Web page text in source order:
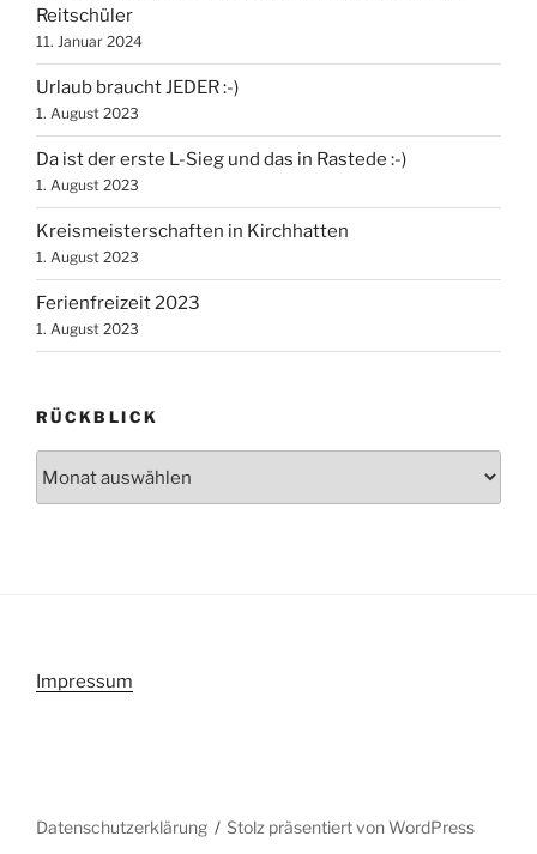
Reitschüler
11. Januar 2024
Urlaub braucht JEDER :-)
1. August 2023
Da ist der erste L-Sieg und das in Rastede :-)
1. August 2023
Kreismeisterschaften in Kirchhatten
1. August 2023
Ferienfreizeit 2023
1. August 2023
RÜCKBLICK
Impressum
Datenschutzerklärung Stolz präsentiert von WordPress